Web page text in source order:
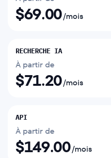
$69.00/mois
RECHERCHE IA
À partir de
$71.20/mois
API
À partir de
$149.00/mois